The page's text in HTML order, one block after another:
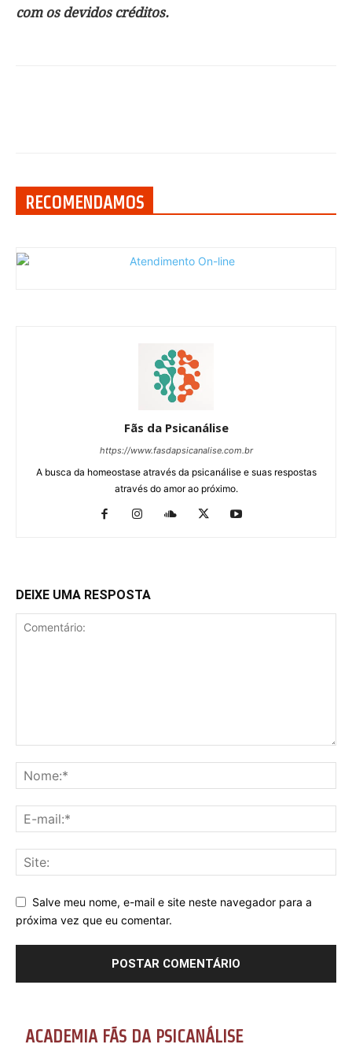
com os devidos créditos.
RECOMENDAMOS
Fãs da Psicanálise
https://www.fasdapsicanalise.com.br
A busca da homeostase através da psicanálise e suas respostas
através do amor ao próximo.
DEIXE UMA RESPOSTA
Salve meu nome, e-mail e site neste navegador para a
próxima vez que eu comentar.
ACADEMIA FÃS DA PSICANÁLISE